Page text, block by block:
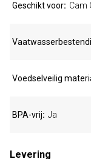
Geschikt voor Cam
Voedselveilig
BPA-vrij Ja
Levering